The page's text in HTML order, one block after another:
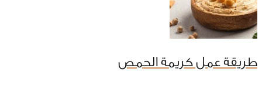
طريقة عمل كريمة الحمص